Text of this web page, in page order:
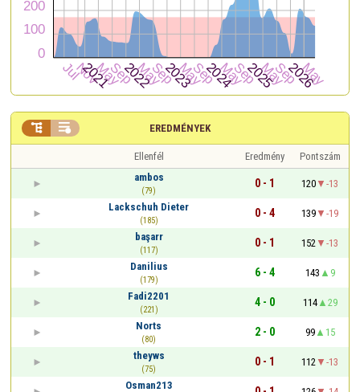
EREDMÉNYEK
 
Ellenfél Eredmény
Pontszám
ambos
(79)
0 - 1 120
-13
Lackschuh Dieter
(185)
0 - 4 139
-19
başarr
(117)
0 - 1 152
-13
Danilius
(179)
6 - 4 143
9
Fadi2201
(221)
4 - 0 114
29
Norts
(80)
2 - 0 99
15
theyws
(75)
0 - 1 112
-13
Osman213